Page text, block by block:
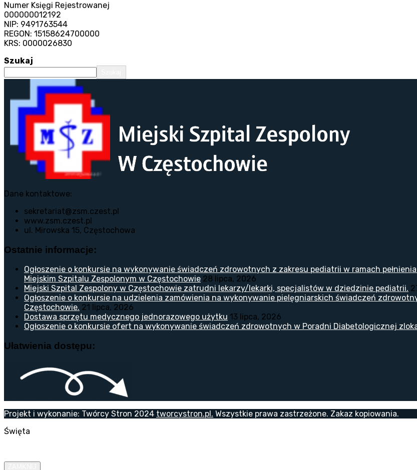
Numer Księgi Rejestrowanej
000000012192
NIP: 9491763544
REGON: 15158624700000
KRS: 0000026830
Szukaj
Dane kontaktowe:
sekretariat@zsm.czest.pl
www.zsm.czest.pl
ul. Mirowska 15, Częstochowa
Ostatnie informacje:
Ogłoszenie o konkursie na wykonywanie świadczeń zdrowotnych z zakresu pediatrii w ramach
Miejskim Szpitalu Zespolonym w Częstochowie 28 lipca, 2026
Miejski Szpital Zespolony w Częstochowie zatrudni lekarzy/lekarki, specjalistów w dziedzinie pediatrii.
Ogłoszenie o konkursie na udzielenia zamówienia na wykonywanie pielęgniarskich świadczeń
Częstochowie. 21 lipca, 2026
Dostawa sprzętu medycznego jednorazowego użytku 13 lipca, 2026
Ogłoszenie o konkursie ofert na wykonywanie świadczeń zdrowotnych w Poradni Diabetologicznej
Ułatwienia dostępu:
Projekt i wykonanie: Twórcy Stron 2024 tworcystron.pl. Wszystkie prawa zastrzeżone. Zakaz kopiowania.
Święta